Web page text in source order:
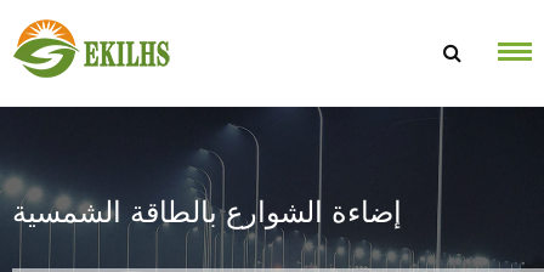
إضاءة الشوارع بالطاقة الشمسية